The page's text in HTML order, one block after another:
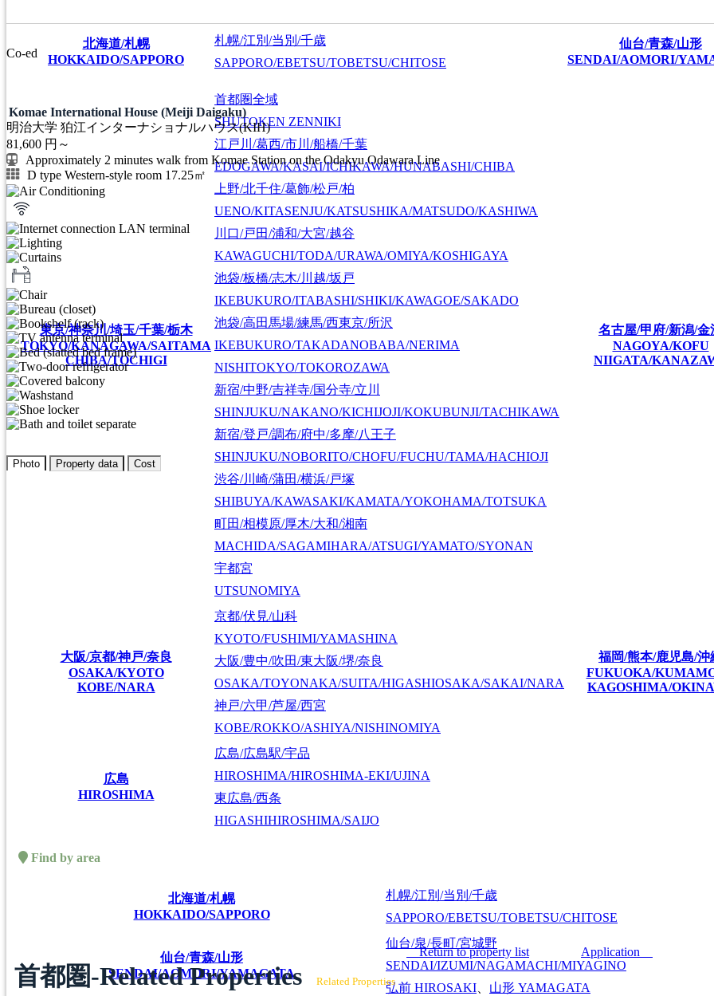
北海道/札幌
HOKKAIDO/SAPPORO
札幌/江別/当別/千歳
SAPPORO/EBETSU/TOBETSU/CHITOSE
仙台/青森/山形
SENDAI/AOMORI/
東京/神奈川/埼玉/千葉/栃木
TOKYO/KANAGAWA/SAITAMA
CHIBA/TOCHIGI
首都圏全域
SHUTOKEN ZENNIKI
江戸川/葛西/市川/船橋/千葉
EDOGAWA/KASAI/ICHIKAWA/HUNABASHI/CHIBA
上野/北千住/葛飾/松戸/柏
UENO/KITASENJU/KATSUSHIKA/MATSUDO/KASHIWA
川口/戸田/浦和/大宮/越谷
KAWAGUCHI/TODA/URAWA/OMIYA/KOSHIGAYA
池袋/板橋/志木/川越/坂戸
IKEBUKURO/ITABASHI/SHIKI/KAWAGOE/SAKADO
池袋/高田馬場/練馬/西東京/所沢
IKEBUKURO/TAKADANOBABA/NERIMA
NISHITOKYO/TOKOROZAWA
新宿/中野/吉祥寺/国分寺/立川
SHINJUKU/NAKANO/KICHIJOJI/KOKUBUNJI/TACHIKAWA
新宿/登戸/調布/府中/多摩/八王子
SHINJUKU/NOBORITO/CHOFU/FUCHU/TAMA/HACHIOJI
渋谷/川崎/蒲田/横浜/戸塚
SHIBUYA/KAWASAKI/KAMATA/YOKOHAMA/TOTSUKA
町田/相模原/厚木/大和/湘南
MACHIDA/SAGAMIHARA/ATSUGI/YAMATO/SYONAN
宇都宮
UTSUNOMIYA
名古屋/甲府/新潟/金
NAGOYA/KOFU
NIIGATA/
大阪/京都/神戸/奈良
OSAKA/KYOTO
KOBE/NARA
京都/伏見/山科
KYOTO/FUSHIMI/YAMASHINA
大阪/豊中/吹田/東大阪/堺/奈良
OSAKA/TOYONAKA/SUITA/HIGASHIOSAKA/SAKAI/NARA
神戸/六甲/芦屋/西宮
KOBE/ROKKO/ASHIYA/NISHINOMIYA
福岡/熊本/鹿児島/沖
FUKUOKA/
KAGOSHIMA/
広島
HIROSHIMA
広島/広島駅/宇品
HIROSHIMA/HIROSHIMA-EKI/UJINA
東広島/西条
HIGASHIHIROSHIMA/SAIJO
Find by area
北海道/札幌
HOKKAIDO/SAPPORO
札幌/江別/当別/千歳
SAPPORO/EBETSU/TOBETSU/CHITOSE
仙台/青森/山形
SENDAI/AOMORI/YAMAGATA
仙台/泉/長町/宮城野
SENDAI/IZUMI/NAGAMACHI/MIYAGINO
弘前 HIROSAKI 山形 YAMAGATA
Co-ed
Komae International House (Meiji Daigaku)
明治大学 狛江インターナショナルハウス(KIH)
81,600 円～
Approximately 2 minutes walk from Komae Station on the Odakyu Odawara Line
D type Western-style room 17.25㎡
Photo Property data Cost
Return to property list Application
首都圏-Related Properties Related Properties